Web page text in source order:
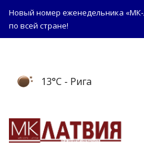
Новый номер еженедельника
по всей стране!
13°C - Рига